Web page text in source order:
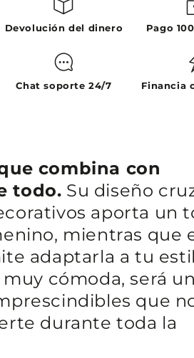
Devolución del dinero Pago
Chat soporte 24/7 Financia
combina con
todo. Su diseño
aporta un
mientras que
adaptarla a tu
cómoda, será
que
durante toda la